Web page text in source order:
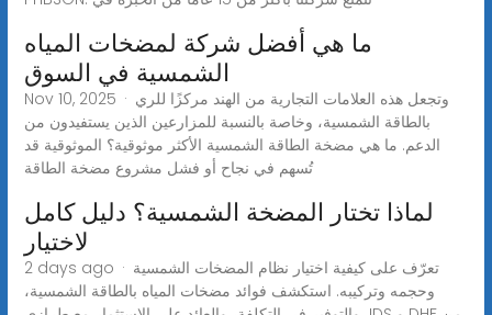
ما هي أفضل شركة لمضخات المياه
الشمسية في السوق
Nov 10, 2025 · وتجعل هذه العلامات التجارية من الهند مركزًا للري
بالطاقة الشمسية، وخاصة بالنسبة للمزارعين الذين يستفيدون من
الدعم. ما هي مضخة الطاقة الشمسية الأكثر موثوقية؟ الموثوقية قد
تُسهم في نجاح أو فشل مشروع مضخة الطاقة
لماذا تختار المضخة الشمسية؟ دليل كامل
لاختيار
2 days ago · تعرّف على كيفية اختيار نظام المضخات الشمسية
وحجمه وتركيبه. استكشف فوائد مضخات المياه بالطاقة الشمسية،